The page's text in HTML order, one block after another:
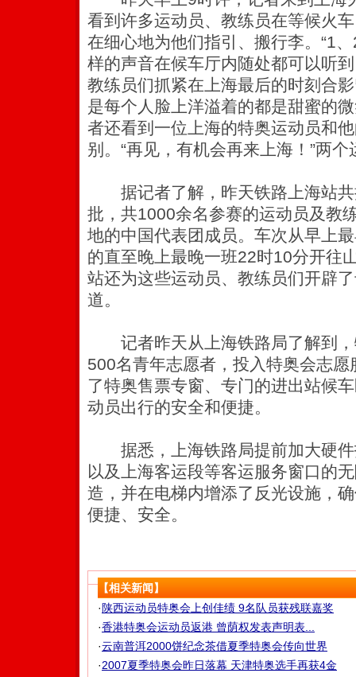
看到许多运动员、教练员在等候火
在细心地为他们指引、搬行李。“1
样的声音在候车厅内随处都可以听
教练员们抓紧在上海最后的时刻合
是每个人脸上洋溢着的都是甜蜜的
者还看到一位上海的特奥运动员和
别。“再见，有机会再来上海！”两
据记者了解，昨天铁路上海站共
批，共1000余名参赛的运动员及教
地的中国代表团成员。车次从早上
的直至晚上最晚一班22时10分开往
站还为这些运动员、教练员们开辟
道。
记者昨天从上海铁路局了解到，
500名青年志愿者，投入特奥会志
了特奥售票专窗、专门的进出站候
动员出行的安全和便捷。
据悉，上海铁路局提前加大硬件
以及上海客运段等客运服务窗口的
造，并在电梯内增添了反光设施，
便捷、安全。
【相关新闻】
· 陕西运动员特奥会上创佳绩 9名队员获残联嘉奖
·香港特奥会运动员返港 曾荫权发表声明表...
·云南普洱2000饼纪念茶借夏季特奥会传向世界
·2007夏季特奥会昨日落幕 天津特奥选手再获4金